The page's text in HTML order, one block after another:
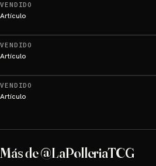
VENDIDO
Artículo
VENDIDO
Artículo
VENDIDO
Artículo
Más de @LaPolleriaTCG